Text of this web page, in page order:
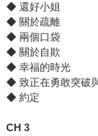
◆ 還好小姐
◆ 關於疏離
◆ 兩個口袋
◆ 關於自欺
◆ 幸福的時光
◆ 致正在勇敢突破
◆ 約定
CH 3